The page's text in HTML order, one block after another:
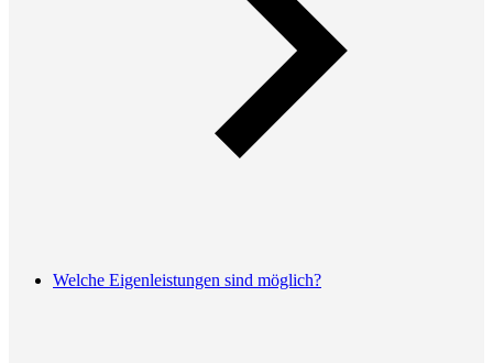
Welche Eigenleistungen sind möglich?